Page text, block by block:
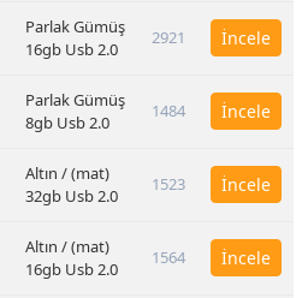
Parlak Gümüş
16gb Usb 2.0
2921 İncele
Parlak Gümüş
8gb Usb 2.0
1484 İncele
Altın / (mat)
32gb Usb 2.0
1523 İncele
Altın / (mat)
16gb Usb 2.0
1564 İncele